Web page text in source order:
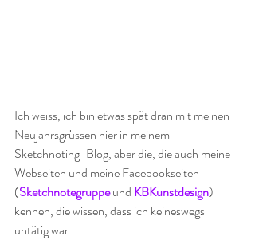
Ich weiss, ich bin etwas spät dran mit meinen
Neujahrsgrüssen hier in meinem
Sketchnoting-Blog, aber die, die auch meine
Webseiten und meine Facebookseiten
(Sketchnotegruppe und KBKunstdesign)
kennen, die wissen, dass ich keineswegs
untätig war.